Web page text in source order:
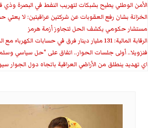
الأمن الوطني يطيح بشبكات لتهريب النفط في البصرة وذي
الخزانة بشان رفع العقوبات عن شركتين عراقيتين: لا يعني
مستشار حكومي يكشف الحل لتجاوز أزمة هرمز
الرقابة المالية: 131 مليار دينار فرق في حسابات الكهرباء مع الجانب الإيراني
فنزويلا.. أولى جلسات الحوار.. اتفاق على "حل سياسي
اي تهديد ينطلق من الأراضي العراقية باتجاه دول الجوار